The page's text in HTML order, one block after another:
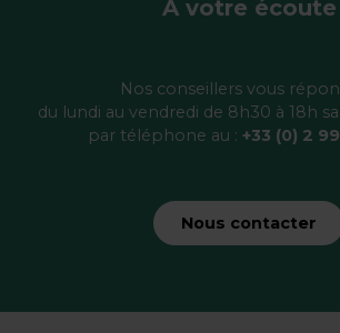
À votre écoute
Nos conseillers vous
du lundi au vendredi de 8h30 à 18h
par téléphone au : +33 (0) 2
Nous contacter